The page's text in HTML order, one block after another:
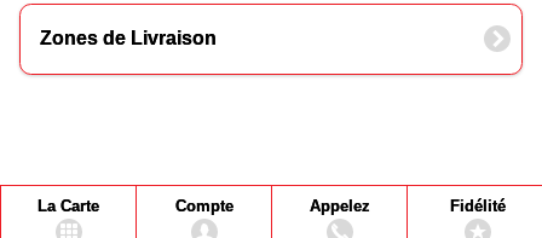
Zones de Livraison
La Carte Compte Appelez Fidélité